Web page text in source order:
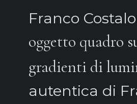
Franco
oggetto quadro
gradienti di
autentica di